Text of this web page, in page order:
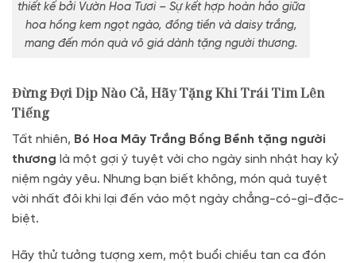
thiết kế bởi Vườn Hoa Tươi – Sự kết hợp hoàn hảo giữa
hoa hồng kem ngọt ngào, đồng tiền và daisy trắng,
mang đến món quà vô giá dành tặng người thương.
Đừng Đợi Dịp Nào Cả, Hãy Tặng Khi Trái Tim Lên
Tiếng
Tất nhiên, Bó Hoa Mây Trắng Bồng Bềnh tặng người
thương là một gợi ý tuyệt vời cho ngày sinh nhật hay kỷ
niệm ngày yêu. Nhưng bạn biết không, món quà tuyệt
vời nhất đôi khi lại đến vào một ngày chẳng-có-gì-đặc-
biệt.
Hãy thử tưởng tượng xem, một buổi chiều tan ca đón